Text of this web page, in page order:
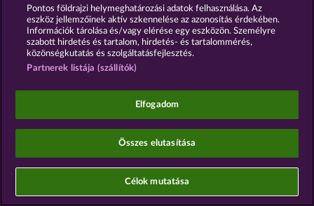
©2026 Whow Games GmbH
Pontos földrajzi helymeghatározási adatok felhasználása. Az
eszköz jellemzőinek aktív szkennelése az azonosítás érdekében.
Információk tárolása és/vagy elérése egy eszközön. Személyre
szabott hirdetés és tartalom, hirdetés- és tartalommérés,
közönségkutatás és szolgáltatásfejlesztés.
Partnerek listája (szállítók)
Elfogadom
Összes elutasítása
Célok mutatása